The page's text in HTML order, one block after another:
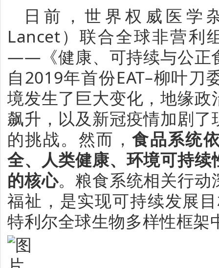
日前，世界权威医学
Lancet）联合全球非营利
——《健康、可持续与公正
自2019年首份EAT–柳叶刀
境发生了巨大变化，地缘
飙升，以及新冠疫情加剧
的挑战。然而，食品系统
全、人类健康、环境可持
的核心。粮食系统相关行
福祉，是实现可持续发展
特利尔全球生物多样性框架